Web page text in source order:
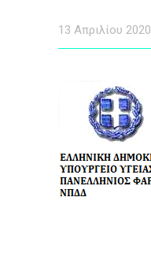
13 Απριλίου 2020